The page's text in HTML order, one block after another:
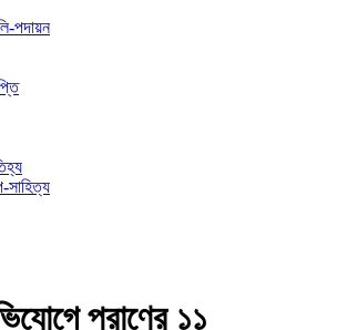
পদায়ন
সাহিত্য
প্রাণের ১১